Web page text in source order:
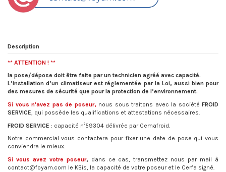
Description
** ATTENTION ! **
la pose/dépose doit être faite par un technicien agréé avec capacité.
L’installation d’un climatiseur est réglementée par la Loi, aussi bien pour
des mesures de sécurité que pour la protection de l’environnement.
Si vous n'avez pas de poseur, nous sous traitons avec la société FROID
SERVICE, qui possède les qualifications et attestations nécessaires.
FROID SERVICE : capacité n°59304 délivrée par Cemafroid.
Notre commercial vous contactera pour fixer une date de pose qui vous
conviendra le mieux.
Si vous avez votre poseur, dans ce cas, transmettez nous par mail à
contact@foyam.com le KBis, la capacité de votre poseur et le Cerfa signé.